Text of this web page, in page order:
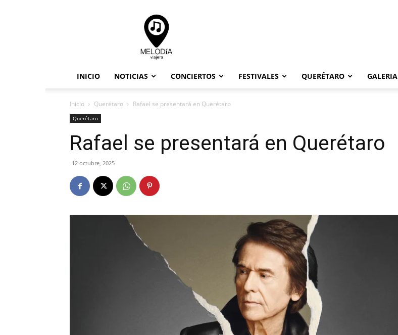
Melodia
Viajera
INICIO NOTICIAS CONCIERTOS FESTIVALES QUERÉTARO GALERIA
Inicio Querétaro Rafael se presentará en Querétaro
Querétaro
Rafael se presentará en Querétaro
12 octubre, 2025